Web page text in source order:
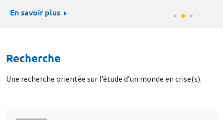
En savoir plus
Recherche
Une recherche orientée sur l’étude d’un monde en crise(s).